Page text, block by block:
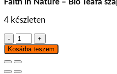
Faith in Nature – Bio Teafa
4 készleten
Faith
in
Kosárba teszem